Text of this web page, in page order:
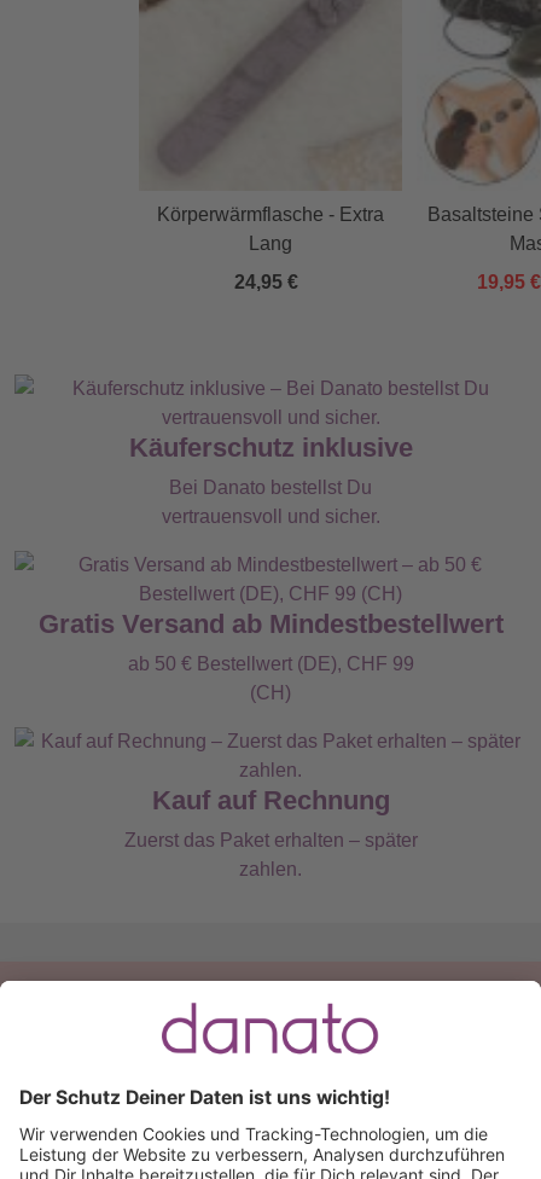
Körperwärmflasche - Extra
Lang
24,95 €
Basaltsteine
19,95
Käuferschutz inklusive
Bei Danato bestellst Du
vertrauensvoll und sicher.
Gratis Versand ab Mindestbestellwert
ab 50 € Bestellwert (DE), CHF 99
(CH)
Kauf auf Rechnung
Zuerst das Paket erhalten – später
zahlen.
Du hast eine Frage?
+49 (0) 511 51 56 0300
schreib uns eineE-Mail
Käuferschutz inklusive Kauf auf Rechnung